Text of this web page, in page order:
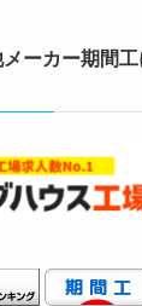
ーカー期間